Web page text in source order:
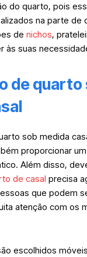
do quarto, pois
na parte de
de nichos,
às suas
de quarto
sob medida
proporcionar
Além disso,
de casal precisa
que podem
atenção com os
escolhidos